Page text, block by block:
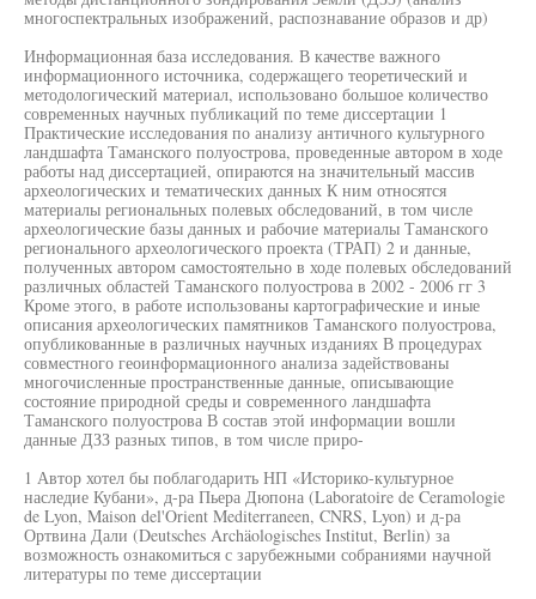
многоспектральных изображений, распознавание образов и др)
Информационная база исследования. В качестве важного
информационного источника, содержащего теоретический и
методологический материал, использовано большое количество
современных научных публикаций по теме диссертации 1
Практические исследования по анализу античного культурного
ландшафта Таманского полуострова, проведенные автором в ходе
работы над диссертацией, опираются на значительный массив
археологических и тематических данных К ним относятся
материалы региональных полевых обследований, в том числе
археологические базы данных и рабочие материалы Таманского
регионального археологического проекта (ТРАП) 2 и данные,
полученных автором самостоятельно в ходе полевых обследований
различных областей Таманского полуострова в 2002 - 2006 гг 3
Кроме этого, в работе использованы картографические и иные
описания археологических памятников Таманского полуострова,
опубликованные в различных научных изданиях В процедурах
совместного геоинформационного анализа задействованы
многочисленные пространственные данные, описывающие
состояние природной среды и современного ландшафта
Таманского полуострова В состав этой информации вошли
данные ДЗЗ разных типов, в том числе приро-
1 Автор хотел бы поблагодарить НП «Историко-культурное
наследие Кубани», д-ра Пьера Дюпона (Laboratoire de Ceramologie
de Lyon, Maison del'Orient Mediterraneen, CNRS, Lyon) и д-ра
Ортвина Дали (Deutsches Archäologisches Institut, Berlin) за
возможность ознакомиться с зарубежными собраниями научной
литературы по теме диссертации